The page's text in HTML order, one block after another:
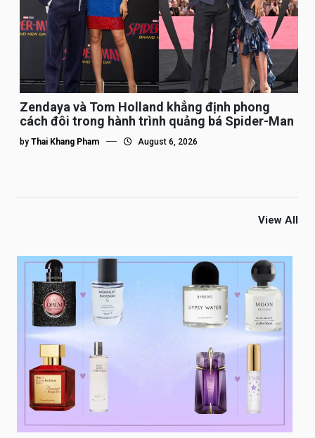
Zendaya và Tom Holland khẳng định phong
cách đôi trong hành trình quảng bá Spider-Man
by Thai Khang Pham August 6, 2026
View All